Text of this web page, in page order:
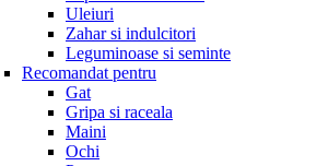
Uleiuri
Zahar si indulcitori
Leguminoase si seminte
Recomandat pentru
Gat
Gripa si raceala
Maini
Ochi